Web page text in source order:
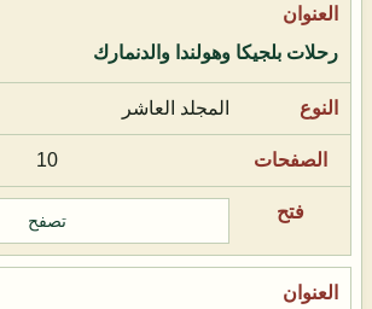
رحلات بلجيكا وهولندا والدنمارك
المجلد العاشر
10
تصفح